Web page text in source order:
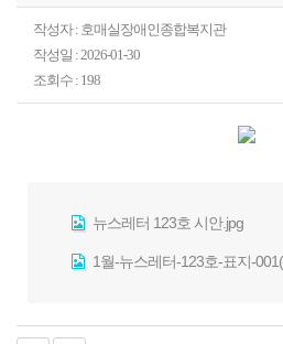
작성자 : 호매실장애인종합복지관
작성일 : 2026-01-30
조회수 : 198
뉴스레터 123호 시안.jpg
1월-뉴스레터-123호-표지-